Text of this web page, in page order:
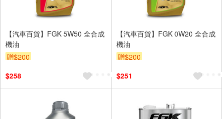
【汽車百貨】FGK 5W50 全合成
機油
贈$200
$258
【汽車百貨】FGK 0W20 全合成
機油
贈$200
$251